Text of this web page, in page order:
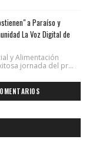
a Paraíso y
La Voz Digital de
y Alimentación
jornada del pr...